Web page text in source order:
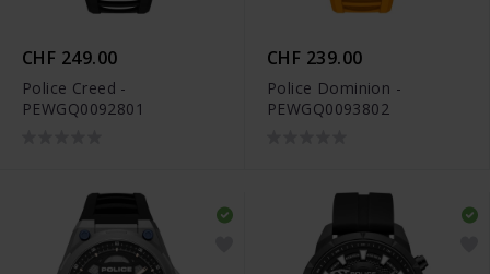
CHF 249.00
Police Creed -
PEWGQ0092801
CHF 239.00
Police Dominion -
PEWGQ0093802